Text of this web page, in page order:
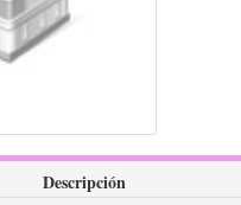
Descripción